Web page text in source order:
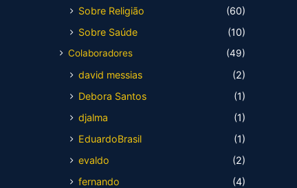
Sobre Religião
(60)
Sobre Saúde
(10)
Colaboradores (49)
david messias
(2)
Debora Santos
(1)
djalma
(1)
EduardoBrasil
(1)
evaldo
(2)
fernando
(4)